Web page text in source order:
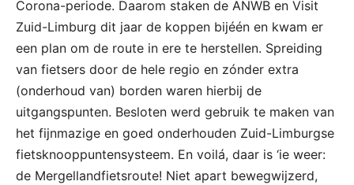
Corona-periode. Daarom staken de ANWB en Visit
Zuid-Limburg dit jaar de koppen bijéén en kwam er
een plan om de route in ere te herstellen. Spreiding
van fietsers door de hele regio en zónder extra
(onderhoud van) borden waren hierbij de
uitgangspunten. Besloten werd gebruik te maken van
het fijnmazige en goed onderhouden Zuid-Limburgse
fietsknooppuntensysteem. En voilá, daar is ‘ie weer:
de Mergellandfietsroute! Niet apart bewegwijzerd,